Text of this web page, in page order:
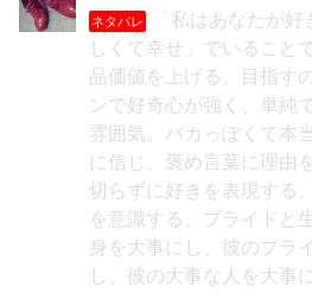
ネタバレ
「私はあなたが
しくて幸せ」でいること
品価値を上げる。目指す
ンで好奇心が強く、単純
雰囲気。バカっぽくて本
に信じ、褒め言葉に理由
切らずに好きを表現する
を意識する。プライドと
身を大事にし、彼のプラ
し、彼の大事な人を大事